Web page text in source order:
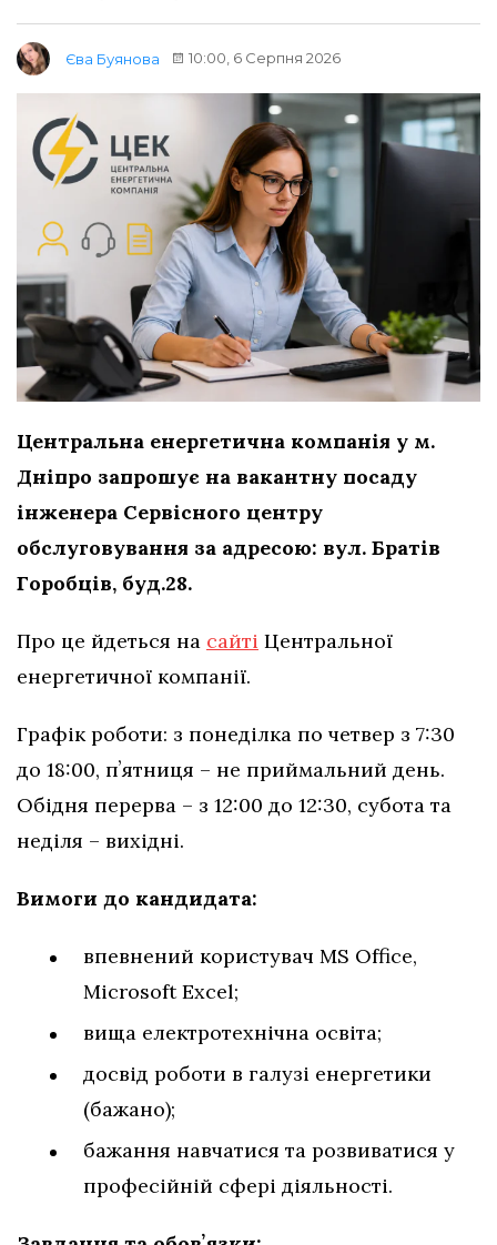
Єва Буянова 10:00, 6 Серпня 2026
Центральна енергетична компанія у м.
Дніпро запрошує на вакантну посаду
інженера Сервісного центру
обслуговування за адресою: вул. Братів
Горобців, буд.28.
Про це йдеться на сайті Центральної
енергетичної компанії.
Графік роботи: з понеділка по четвер з 7:30
до 18:00, пʼятниця – не приймальний день.
Обідня перерва – з 12:00 до 12:30, субота та
неділя – вихідні.
Вимоги до кандидата:
впевнений користувач MS Office,
Microsoft Excel;
вища електротехнічна освіта;
досвід роботи в галузі енергетики
(бажано);
бажання навчатися та розвиватися у
професійній сфері діяльності.